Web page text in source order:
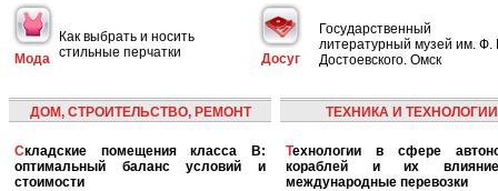
Мода
Как выбрать и носить
стильные перчатки
Досуг
Государственный
литературный музей им. Ф.
Достоевского. Омск
ДОМ, СТРОИТЕЛЬСТВО, РЕМОНТ
Складские помещения класса B:
оптимальный баланс условий и
стоимости
ТЕХНИКА И ТЕХНОЛОГИИ
Технологии в сфере автономных
кораблей и их
международные перевозки